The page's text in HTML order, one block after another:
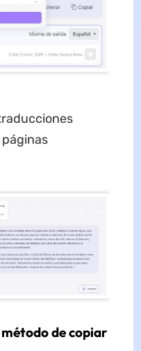
de copiar